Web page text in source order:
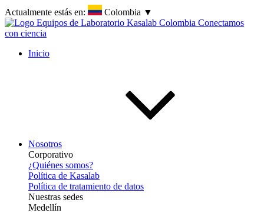
Actualmente estás en: Colombia ▼
Inicio
Nosotros
Corporativo
¿Quiénes somos?
Política de Kasalab
Política de tratamiento de datos
Nuestras sedes
Medellín